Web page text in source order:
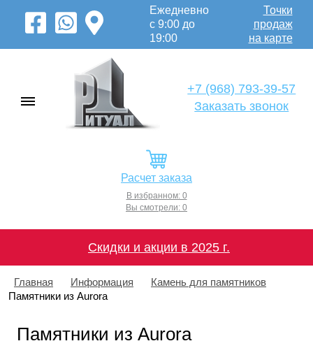
Ежедневно
с 9:00 до
19:00
Точки
продаж
на карте
+7 (968) 793-39-57
Заказать звонок
Расчет заказа
В избранном: 0
Вы смотрели: 0
Скидки и акции в 2025 г.
Главная Информация
Камень для памятников
Памятники из Aurora
Памятники из Aurora